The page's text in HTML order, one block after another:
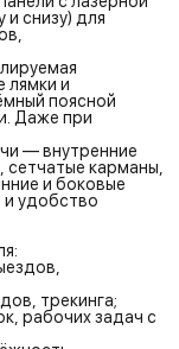
и снизу) для
лямки и
поясной
Даже при
— внутренние
сетчатые карманы,
и боковые
и удобство
трекинга;
рабочих задач с